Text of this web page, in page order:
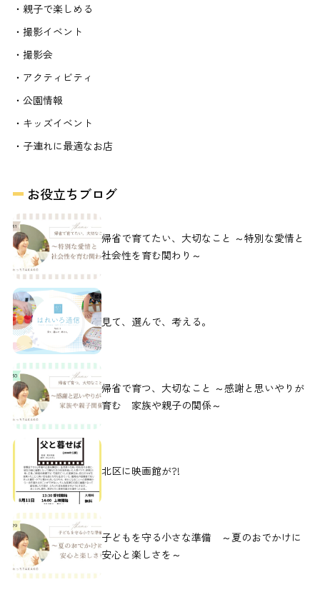
・親子で楽しめる
・撮影イベント
・撮影会
・アクティビティ
・公園情報
・キッズイベント
・子連れに最適なお店
お役立ちブログ
帰省で育てたい、大切なこと ～特別な愛情と
社会性を育む関わり～
見て、選んで、考える。
帰省で育つ、大切なこと ～感謝と思いやりが
育む 家族や親子の関係～
北区に映画館が?!
子どもを守る小さな準備 ～夏のおでかけに
安心と楽しさを～